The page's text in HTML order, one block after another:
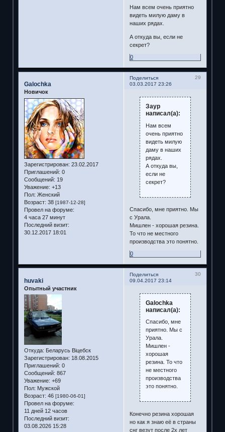
Нам всем очень приятно
видеть милую даму в
наших рядах.
А откуда вы, если не
секрет?
0
Поделиться
29
03.03.2017 23:26
Galochka
Новичок
Зарегистрирован: 23.02.2017
Приглашений: 0
Сообщений: 19
Уважение: +13
Пол: Женский
Возраст: 38 [1987-12-28]
Провел на форуме:
4 часа 27 минут
Последний визит:
30.12.2017 18:01
Заур
написал(а):
Нам всем
очень приятно
видеть милую
даму в наших
рядах.
А откуда вы,
если не
секрет?
Спасибо, мне приятно. Мы
с Урала.
Мишлен - хорошая резина.
То что не местного
производства это понятно.
0
Поделиться
30
09.04.2017 23:14
huvaki
Опытный участник
Откуда: Беларусь Віцебск
Зарегистрирован: 18.08.2015
Приглашений: 0
Сообщений: 867
Уважение: +69
Пол: Мужской
Возраст: 46 [1980-06-01]
Провел на форуме:
11 дней 12 часов
Последний визит:
03.08.2026 15:28
Galochka
написал(а):
Спасибо, мне
приятно. Мы с
Урала.
Мишлен -
хорошая
резина. То что
не местного
производства
это понятно.
Конечно резина хорошая
но как я знаю её в страны
снг везут после 2х лет